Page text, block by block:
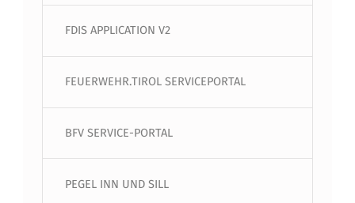
FDIS APPLICATION V2
FEUERWEHR.TIROL SERVICEPORTAL
BFV SERVICE-PORTAL
PEGEL INN UND SILL